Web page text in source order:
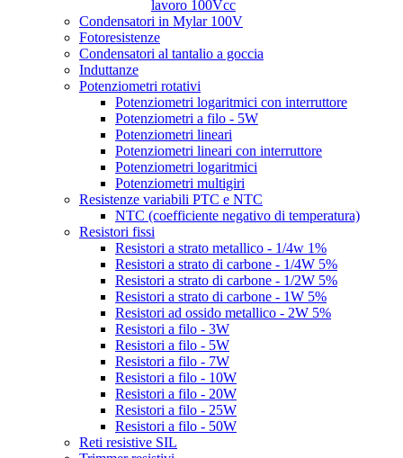
lavoro 100Vcc
Condensatori in Mylar 100V
Fotoresistenze
Condensatori al tantalio a goccia
Induttanze
Potenziometri rotativi
Potenziometri logaritmici con interruttore
Potenziometri a filo - 5W
Potenziometri lineari
Potenziometri lineari con interruttore
Potenziometri logaritmici
Potenziometri multigiri
Resistenze variabili PTC e NTC
NTC (coefficiente negativo di temperatura)
Resistori fissi
Resistori a strato metallico - 1/4w 1%
Resistori a strato di carbone - 1/4W 5%
Resistori a strato di carbone - 1/2W 5%
Resistori a strato di carbone - 1W 5%
Resistori ad ossido metallico - 2W 5%
Resistori a filo - 3W
Resistori a filo - 5W
Resistori a filo - 7W
Resistori a filo - 10W
Resistori a filo - 20W
Resistori a filo - 25W
Resistori a filo - 50W
Reti resistive SIL